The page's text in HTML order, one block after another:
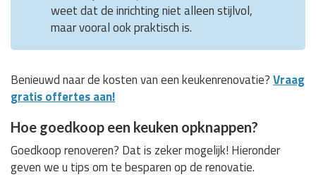
weet dat de inrichting niet alleen stijlvol,
maar vooral ook praktisch is.
Benieuwd naar de kosten van een keukenrenovatie?Vraag
gratis offertes aan!
Hoe goedkoop een keuken opknappen?
Goedkoop renoveren? Dat is zeker mogelijk! Hieronder
geven we u tips om te besparen op de renovatie.